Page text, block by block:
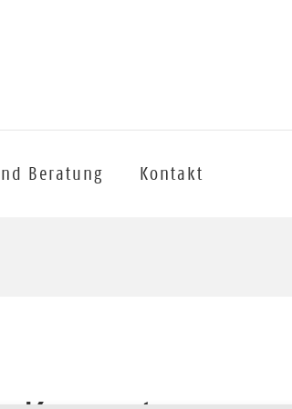
Beratung Kontakt